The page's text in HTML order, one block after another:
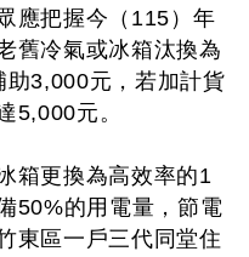
應把握今（115）年
舊冷氣或冰箱汰換為
助3,000元，若加計貨
5,000元。
箱更換為高效率的1
50%的用電量，節電
東區一戶三代同堂住